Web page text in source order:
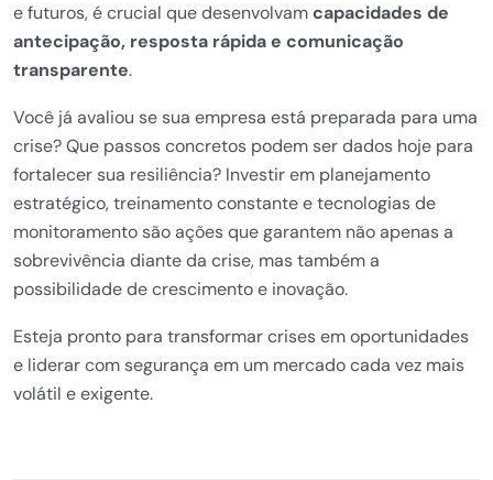
e futuros, é crucial que desenvolvamcapacidades de
antecipação, resposta rápida e comunicação
transparente.
Você já avaliou se sua empresa está preparada para uma
crise? Que passos concretos podem ser dados hoje para
fortalecer sua resiliência? Investir em planejamento
estratégico, treinamento constante e tecnologias de
monitoramento são ações que garantem não apenas a
sobrevivência diante da crise, mas também a
possibilidade de crescimento e inovação.
Esteja pronto para transformar crises em oportunidades
e liderar com segurança em um mercado cada vez mais
volátil e exigente.